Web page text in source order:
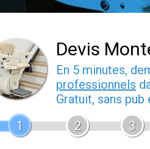
Devis
En 5 minutes,
professionnels
Gratuit, sans pub
1
2 3